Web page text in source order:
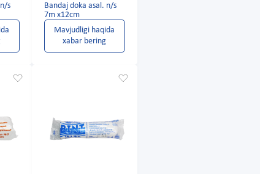
s
Bandaj doka asal. n/s
7m x12cm
Mavjudligi haqida
xabar bering